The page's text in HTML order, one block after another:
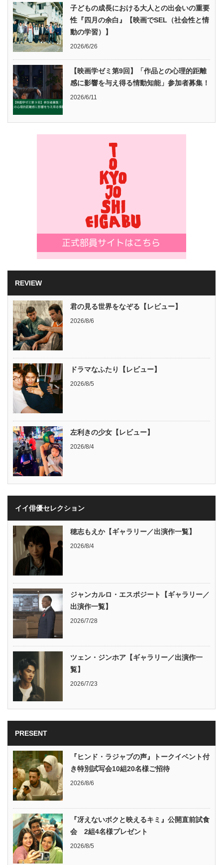
子どもの成長における大人との出会いの重要
性『四月の余白』【映画でSEL（社会性と情
動の学習）】
2026/6/26
【映画学ゼミ第9回】「作品との心理的距離
感に影響を与え得る情動知能」参加者募集！
2026/6/11
REVIEW
君の見る世界をなぞる【レビュー】
2026/8/6
ドラマなふたり【レビュー】
2026/8/5
左利きの少女【レビュー】
2026/8/4
イイ俳優セレクション
穂志もえか【ギャラリー／出演作一覧】
2026/8/4
ジャンカルロ・エスポジート【ギャラリー／
出演作一覧】
2026/7/28
ツェン・ジンホア【ギャラリー／出演作一
覧】
2026/7/23
PRESENT
『ヒンド・ラジャブの声』トークイベント付
き特別試写会10組20名様ご招待
2026/8/6
『冴えないボクと映えるキミ』公開直前試食
会 2組4名様プレゼント
2026/8/5